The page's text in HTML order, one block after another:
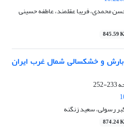
محمدی، فریبا عقلمند، عاطفه حسینی
845.59 K
و خشکسالی شمال غرب ایران
233-252
رسولی، سعید زنگنه
874.24 K